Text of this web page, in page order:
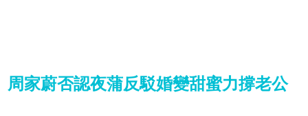
周家蔚否認夜蒲反駁婚變甜蜜力撐老公